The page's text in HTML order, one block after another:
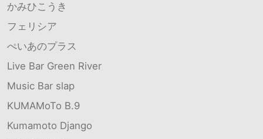
かみひこうき
フェリシア
ぺいあのプラス
Live Bar Green River
Music Bar slap
KUMAMoTo B.9
Kumamoto Django